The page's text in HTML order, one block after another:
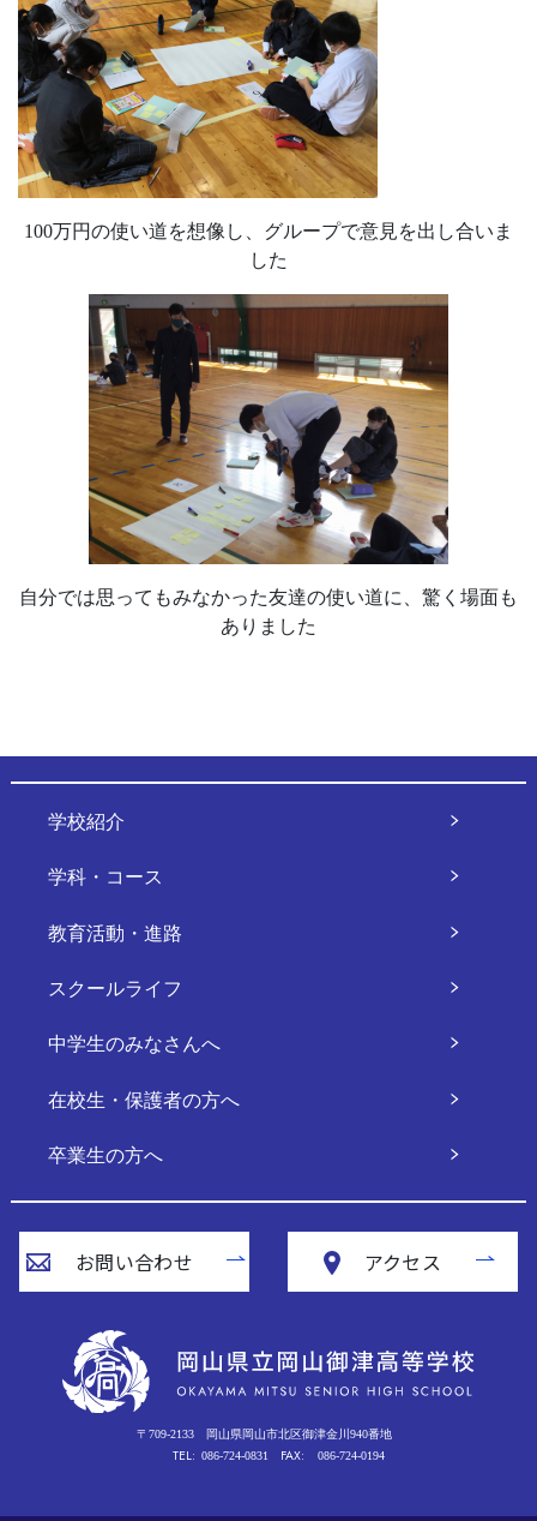
100万円の使い道を想像し、グループで意見を出し合いま
した
自分では思ってもみなかった友達の使い道に、驚く場面も
ありました
学校紹介
学科・コース
教育活動・進路
スクールライフ
中学生のみなさんへ
在校生・保護者の方へ
卒業生の方へ
お問い合わせ アクセス
〒709-2133 岡山県岡山市北区御津金川940番地
TEL: 086-724-0831 FAX: 086-724-0194